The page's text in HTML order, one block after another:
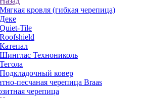
Мягкая кровля (гибкая черепица)
Деке
Quiet-Tile
Roofshield
Катепал
Шинглас Технониколь
Тегола
Подкладочный ковер
песчаная черепица Braas
черепица